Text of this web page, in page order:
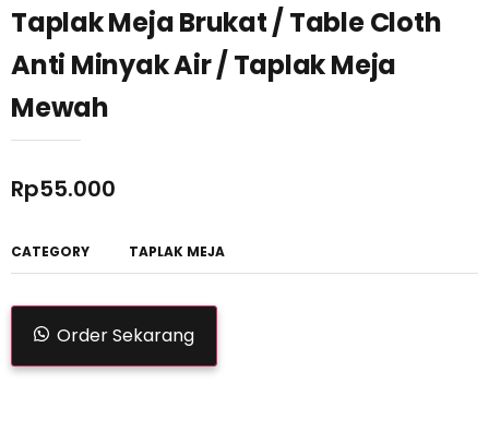
Taplak Meja Brukat / Table Cloth
Anti Minyak Air / Taplak Meja
Mewah
Rp55.000
CATEGORY TAPLAK MEJA
Order Sekarang